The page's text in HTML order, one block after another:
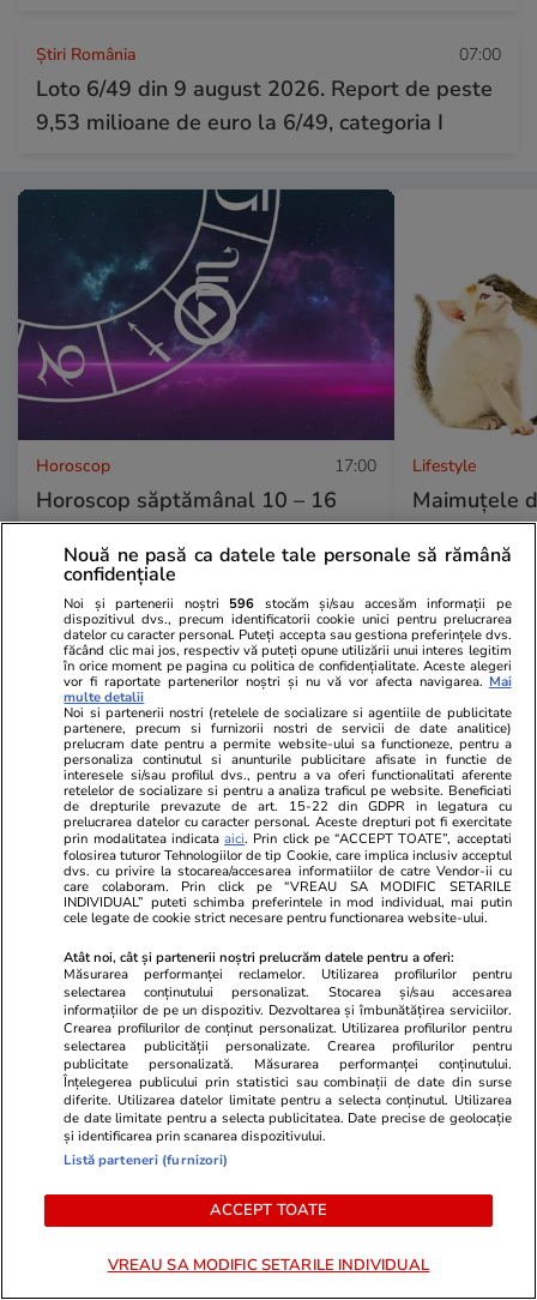
Știri România 07:00
Loto 6/49 din 9 august 2026. Report de peste
9,53 milioane de euro la 6/49, categoria I
Horoscop 17:00
Horoscop săptămânal 10 – 16
august 2026. Claritate,
deznodăminte și schimbări de
direcție pentru toate zodiile
Lifestyle
Maimuțele
Studiul
Horoscop 08 aug.
Horoscop 9 august 2026.
Vărsătorii este esențial să fie
atenți la felul în care se
exprimă față de oricine, în
special față de partenerul de
cuplu
Bani și Afaceri 03 aug.
Cine poate retrage banii din
contul unei persoane decedate
Nouă ne pasă ca datele tale personale să rămână
confidențiale
Noi și partenerii noștri 596 stocăm și/sau accesăm informații pe
dispozitivul dvs., precum identificatorii cookie unici pentru prelucrarea
datelor cu caracter personal. Puteți accepta sau gestiona preferințele dvs.
făcând clic mai jos, respectiv vă puteți opune utilizării unui interes legitim
în orice moment pe pagina cu politica de confidențialitate. Aceste alegeri
vor fi raportate partenerilor noștri și nu vă vor afecta navigarea. Mai
multe detalii
Noi si partenerii nostri (retelele de socializare si agentiile de publicitate
partenere, precum si furnizorii nostri de servicii de date analitice)
prelucram date pentru a permite website-ului sa functioneze, pentru a
personaliza continutul si anunturile publicitare afisate in functie de
interesele si/sau profilul dvs., pentru a va oferi functionalitati aferente
retelelor de socializare si pentru a analiza traficul pe website. Beneficiati
de drepturile prevazute de art. 15-22 din GDPR in legatura cu
prelucrarea datelor cu caracter personal. Aceste drepturi pot fi exercitate
prin modalitatea indicataaici. Prin click pe “ACCEPT TOATE”, acceptati
folosirea tuturor Tehnologiilor de tip Cookie, care implica inclusiv acceptul
dvs. cu privire la stocarea/accesarea informatiilor de catre Vendor-ii cu
care colaboram. Prin click pe “VREAU SA MODIFIC SETARILE
INDIVIDUAL” puteti schimba preferintele in mod individual, mai putin
cele legate de cookie strict necesare pentru functionarea website-ului.
Atât noi, cât și partenerii noștri prelucrăm datele pentru a oferi:
Măsurarea performanței reclamelor. Utilizarea profilurilor pentru
selectarea conținutului personalizat. Stocarea și/sau accesarea
informațiilor de pe un dispozitiv. Dezvoltarea și îmbunătățirea serviciilor.
Crearea profilurilor de conținut personalizat. Utilizarea profilurilor pentru
selectarea publicității personalizate. Crearea profilurilor pentru
publicitate personalizată. Măsurarea performanței conținutului.
Înțelegerea publicului prin statistici sau combinații de date din surse
diferite. Utilizarea datelor limitate pentru a selecta conținutul. Utilizarea
de date limitate pentru a selecta publicitatea. Date precise de geolocație
și identificarea prin scanarea dispozitivului.
Listă parteneri (furnizori)
ACCEPT TOATE
VREAU SA MODIFIC SETARILE INDIVIDUAL